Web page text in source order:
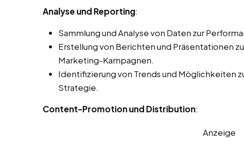
Analyse und Reporting:
Sammlung und Analyse von Daten zur
Erstellung von Berichten und Präsentationen
Marketing-Kampagnen.
Identifizierung von Trends und Möglichkeiten
Strategie.
Content-Promotion und Distribution:
Anzeige